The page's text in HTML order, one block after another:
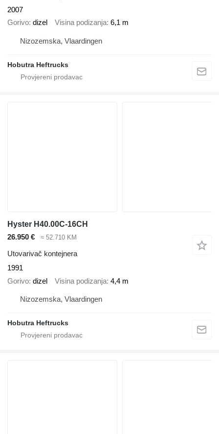
2007
Gorivo dizel Visina podizanja 6,1 m
Nizozemska, Vlaardingen
Hobutra Heftrucks
Hyster H40.00C-16CH
26.950 €
≈ 52.710 KM
Utovarivač kontejnera
1991
Gorivo dizel Visina podizanja 4,4 m
Nizozemska, Vlaardingen
Hobutra Heftrucks